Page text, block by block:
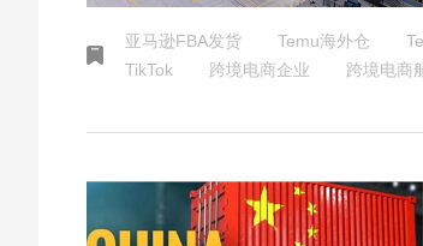
亚马逊FBA发货 Temu海外仓
TikTok
跨境电商企业 跨境电商